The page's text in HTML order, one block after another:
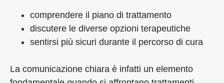
comprendere il piano di trattamento
discutere le diverse opzioni terapeutiche
sentirsi più sicuri durante il percorso di cura
La comunicazione chiara è infatti un elemento